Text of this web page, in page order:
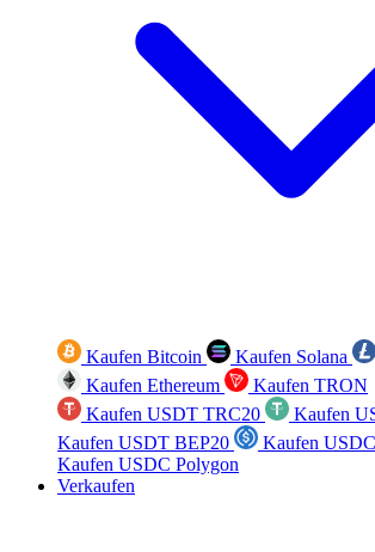
Kaufen Bitcoin Kaufen Solana
Kaufen Ethereum
Kaufen TRON
Kaufen USDT TRC20
Kaufen
Kaufen USDT BEP20
Kaufen
Kaufen USDC Polygon
Verkaufen